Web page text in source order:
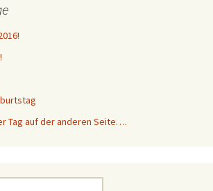
Tag auf der anderen Seite….